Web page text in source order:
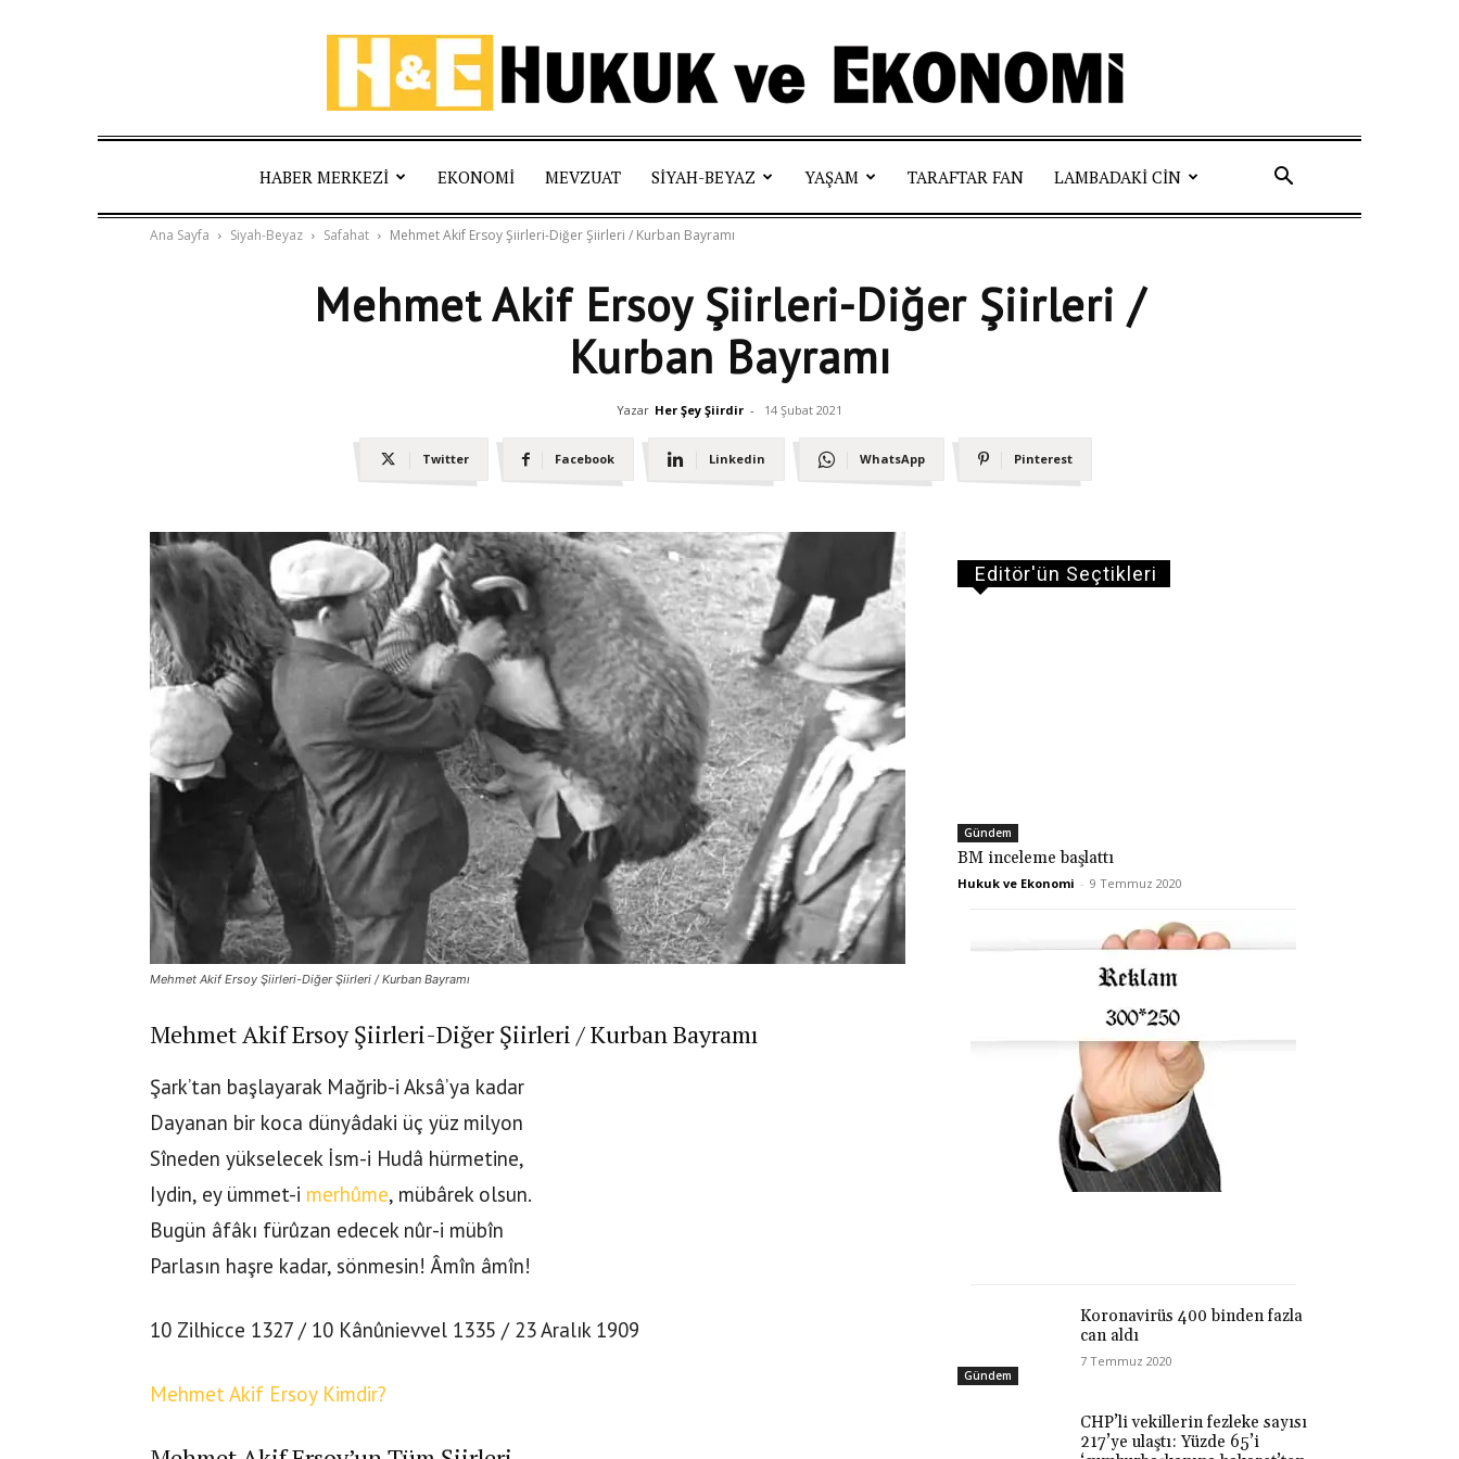
Hukuk
ve
Ekonomi
HABER MERKEZI EKONOMI MEVZUAT SIYAH-BEYAZ YAŞAM TARAFTAR FAN LAMBADAKI CIN
Ana Sayfa Siyah-Beyaz Safahat Mehmet Akif Ersoy Şiirleri-Diğer Şiirleri / Kurban Bayramı
Mehmet Akif Ersoy Şiirleri-Diğer Şiirleri /
Kurban Bayramı
Yazar Her Şey Şiirdir - 14 Şubat 2021
Twitter Facebook Linkedin WhatsApp Pinterest
Mehmet Akif Ersoy Şiirleri-Diğer Şiirleri / Kurban Bayramı
Mehmet Akif Ersoy Şiirleri-Diğer Şiirleri / Kurban Bayramı
Şark’tan başlayarak Mağrib-i Aksâ’ya kadar
Dayanan bir koca dünyâdaki üç yüz milyon
Sîneden yükselecek İsm-i Hudâ hürmetine,
Iydin, ey ümmet-i merhûme, mübârek olsun.
Bugün âfâkı fürûzan edecek nûr-i mübîn
Parlasın haşre kadar, sönmesin! Âmîn âmîn!
10 Zilhicce 1327 / 10 Kânûnievvel 1335 / 23 Aralık 1909
Mehmet Akif Ersoy Kimdir?
Editör'ün Seçtikleri
Gündem
BM inceleme başlattı
Hukuk ve Ekonomi - 9 Temmuz 2020
Gündem
Koronavirüs 400 binden fazla
can aldı
7 Temmuz 2020
CHP’li vekillerin fezleke sayısı
217’ye ulaştı: Yüzde 65’i